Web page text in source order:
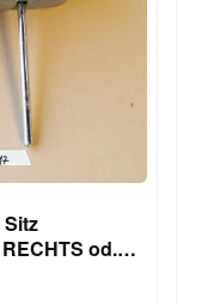
Sitz
od.